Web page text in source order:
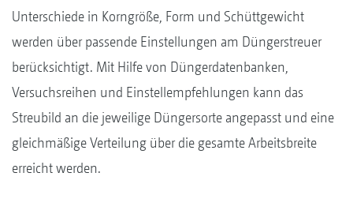
Unterschiede in Korngröße, Form und Schüttgewicht
werden über passende Einstellungen am Düngerstreuer
berücksichtigt. Mit Hilfe von Düngerdatenbanken,
Versuchsreihen und Einstellempfehlungen kann das
Streubild an die jeweilige Düngersorte angepasst und eine
gleichmäßige Verteilung über die gesamte Arbeitsbreite
erreicht werden.